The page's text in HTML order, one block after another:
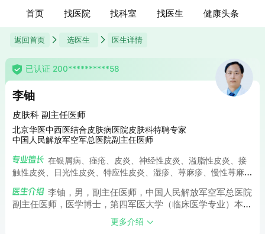
首页 找医院 找科室 找医生 健康头条
返回首页 选医生 医生详情
已认证 200**********58
李铀
皮肤科 副主任医师
北京华医中西医结合皮肤病医院皮肤科特聘专家
中国人民解放军空军总医院副主任医师
在银屑病、痤疮、皮炎、神经性皮炎、溢脂性皮炎、接
触性皮炎、日光性皮炎、特应性皮炎、湿疹、荨麻疹、慢性荨麻
病诊治方面有独到的见解和特色。
李铀，男，副主任医师，中国人民解放军空军总医院
副主任医师，医学博士，第四军医大学（临床医学专业）本科
硕士博士，空军总医院皮肤科30多年临床经验，理论实践基
础扎实深厚，临床疗效反馈好评价高。
更多介绍